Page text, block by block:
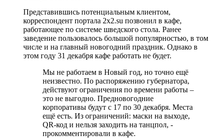
Представившись потенциальным клиентом,
корреспондент портала 2х2.su позвонил в кафе,
работающее по системе шведского стола. Ранее
заведение пользовалось большой популярностью, в том
числе и на главный новогодний праздник. Однако в
этом году 31 декабря кафе работать не будет.
Мы не работаем в Новый год, но точно ещё
неизвестно. По распоряжению губернатора,
действуют ограничения по времени работы –
это не выгодно. Предновогодние
корпоративы будут с 17 по 30 декабря. Места
ещё есть. Из ограничений: маски на выходе,
QR-код и нельзя заходить на танцпол, -
прокомментировали в кафе.